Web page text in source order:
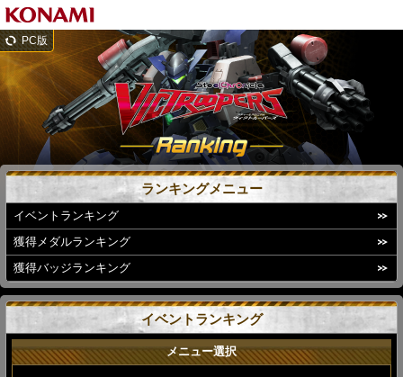
PC版
ランキングメニュー
イベントランキング
獲得メダルランキング
獲得バッジランキング
イベントランキング
メニュー選択